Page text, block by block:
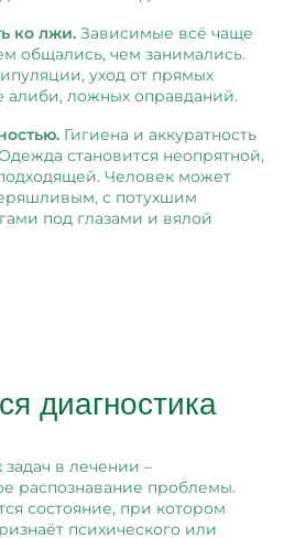
ко лжи. Зависимые всё чаще
общались, чем занимались.
уход от прямых
алиби, ложных оправданий.
Гигиена и аккуратность
становится неопрятной,
Человек может
с потухшим
под глазами и вялой
диагностика
в лечении –
распознавание проблемы.
состояние, при котором
психического или